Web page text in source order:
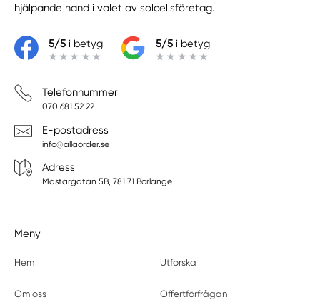
hjälpande hand i valet av solcellsföretag.
5/5i betyg 5/5i betyg
Telefonnummer
070 681 52 22
E-postadress
info@allaorder.se
Adress
Mästargatan 5B, 781 71 Borlänge
Meny
Hem Utforska
Om oss Offertförfrågan